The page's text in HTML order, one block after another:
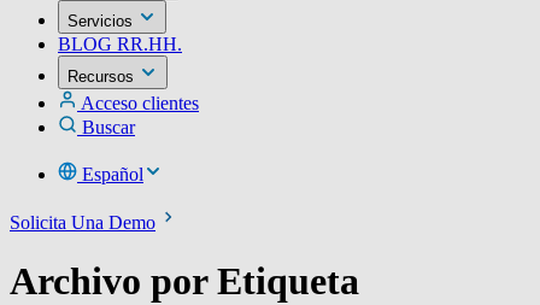
Servicios
BLOG RR.HH.
Recursos
Acceso clientes
Buscar
Español
Solicita Una Demo
Archivo por Etiqueta